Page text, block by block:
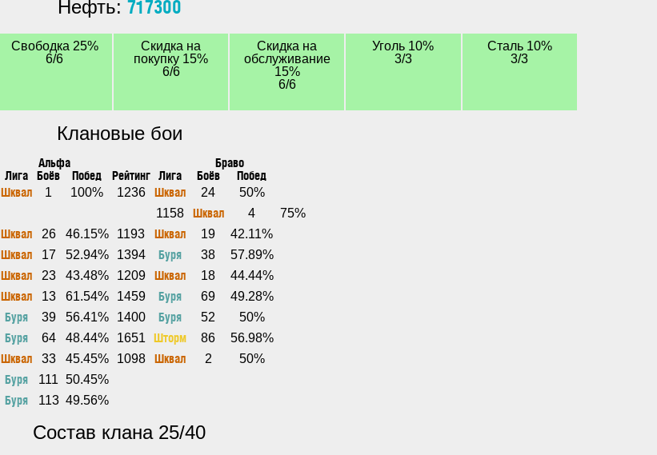
Нефть: 717300
Свободка 25%
6/6
Скидка на
покупку 15%
6/6
Скидка на
обслуживание
15%
6/6
Уголь 10%
3/3
Сталь 10%
3/3
Клановые бои
Альфа Браво
Лига Боёв Побед Рейтинг Лига Боёв
Побед
Шквал 1 100% 1236 Шквал 24 50%
1158 Шквал 4 75%
Шквал 26 46.15% 1193 Шквал 19 42.11%
Шквал 17 52.94% 1394 Буря 38 57.89%
Шквал 23 43.48% 1209 Шквал 18 44.44%
Шквал 13 61.54% 1459 Буря 69 49.28%
Буря 39 56.41% 1400 Буря 52 50%
Буря 64 48.44% 1651 Шторм 86 56.98%
Шквал 33 45.45% 1098 Шквал 2 50%
Буря 111 50.45%
Буря 113 49.56%
Состав клана 25/40